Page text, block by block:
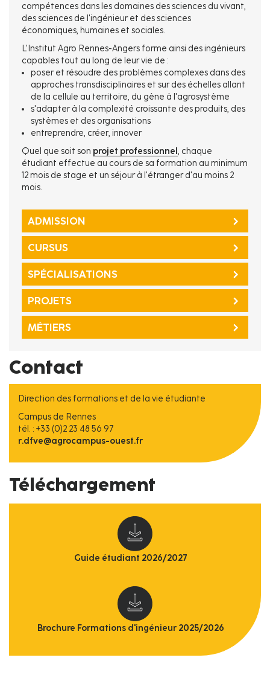
compétences dans les domaines des sciences du vivant,
des sciences de l'ingénieur et des sciences
économiques, humaines et sociales.
L'Institut Agro Rennes-Angers forme ainsi des ingénieurs
capables tout au long de leur vie de :
poser et résoudre des problèmes complexes dans des
approches transdisciplinaires et sur des échelles allant
de la cellule au territoire, du gène à l'agrosystème
s'adapter à la complexité croissante des produits, des
systèmes et des organisations
entreprendre, créer, innover
Quel que soit son projet professionnel , chaque
étudiant effectue au cours de sa formation au minimum
12 mois de stage et un séjour à l'étranger d'au moins 2
mois.
ADMISSION
CURSUS
SPÉCIALISATIONS
PROJETS
MÉTIERS
Contact
Direction des formations et de la vie étudiante
Campus de Rennes
tél. : +33 (0)2 23 48 56 97
r.dfve@agrocampus-ouest.fr
Téléchargement
Guide étudiant 2026/2027
Brochure Formations d'ingénieur 2025/2026